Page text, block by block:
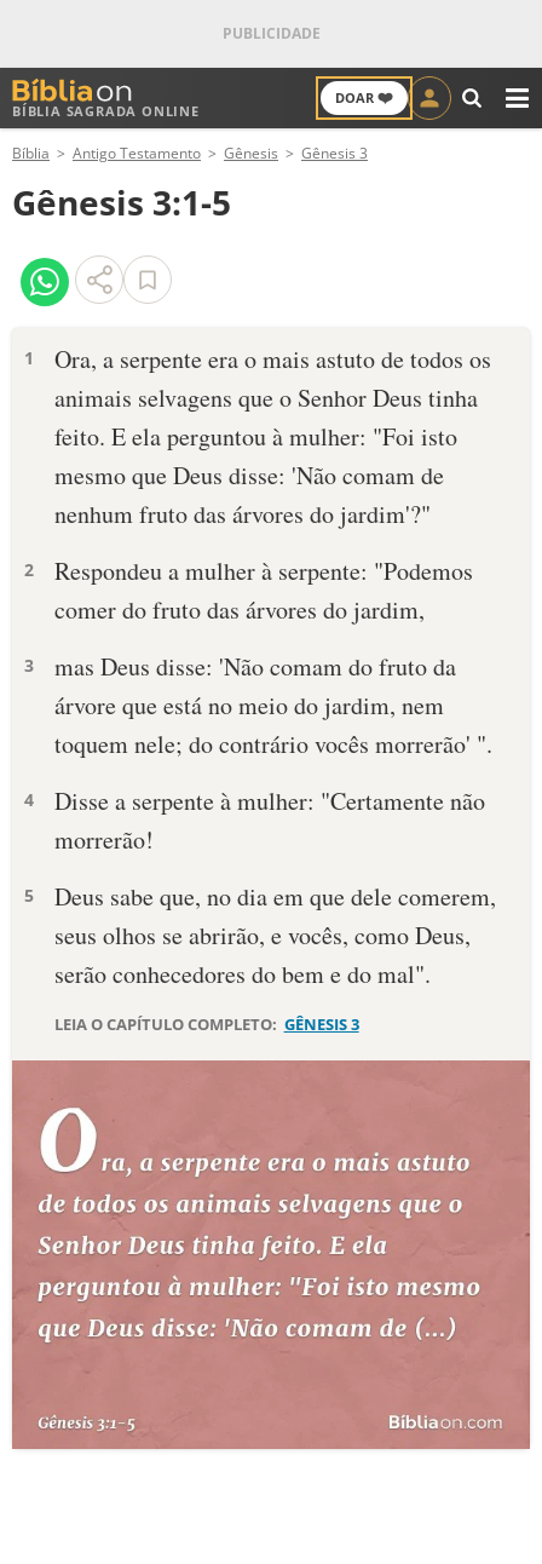
BÍBLIA SAGRADA ONLINE
DOAR ❤️
ANTIGO TESTAMENTO
NOVO TESTAMENTO
VERSÍCULOS
PALAVRA DO DIA
DEVOCIONAL DIÁRIO
10 MANDAMENTOS
ESBOÇOS DE PREGAÇÃO
PERGUNTE À BÍBLIA
TERMO BÍBLICO JOGOS
LOJA BÍBLIAON
Bíblia Antigo Testamento Gênesis Gênesis 3
Gênesis 3:1-5
1
Ora, a serpente era o mais astuto de todos os
animais selvagens que o Senhor Deus tinha
feito. E ela perguntou à mulher: "Foi isto
mesmo que Deus disse: 'Não comam de
nenhum fruto das árvores do jardim'?"
2
Respondeu a mulher à serpente: "Pode­mos
comer do fruto das árvores do jardim,
3
mas Deus disse: 'Não comam do fruto da
árvore que está no meio do jardim, nem
toquem nele; do contrário vocês morrerão' ".
4
Disse a serpente à mulher: "Certamente não
morrerão!
5
Deus sabe que, no dia em que dele comerem,
seus olhos se abrirão, e vocês, como Deus,
serão conhecedores do bem e do mal".
LEIA O CAPÍTULO COMPLETO: GÊNESIS 3